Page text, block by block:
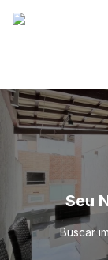
Seu
Buscar